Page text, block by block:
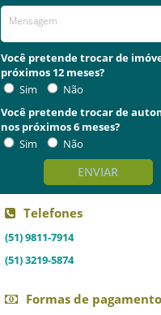
Você pretende trocar de
próximos 12 meses?
Sim
Não
Você pretende trocar de
nos próximos 6 meses?
Sim
Não
ENVIAR
Telefones
(51) 9811-7914
(51) 3219-5874
Formas de pagamento